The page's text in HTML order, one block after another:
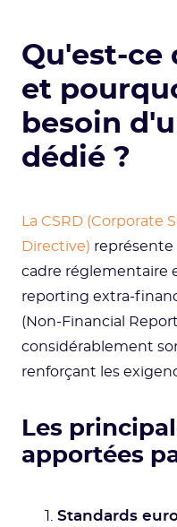
Qu'est-ce
et
besoin
dédié ?
La CSRD
Directive)
cadre réglementaire
reporting extra-
(Non-Financial
considérablement
renforçant les
Les
apportées
Standards